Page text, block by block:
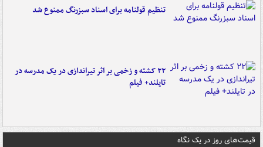
تنظیم قولنامه برای اسناد سبزرنگ ممنوع شد
۲۲ کشته و زخمی بر اثر تیراندازی در یک مدرسه در
تایلند+ فیلم
قیمت‌های روز در یک نگاه